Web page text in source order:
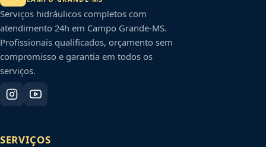
Serviços hidráulicos completos com
atendimento 24h em Campo Grande-MS.
Profissionais qualificados, orçamento sem
compromisso e garantia em todos os
serviços.
SERVIÇOS